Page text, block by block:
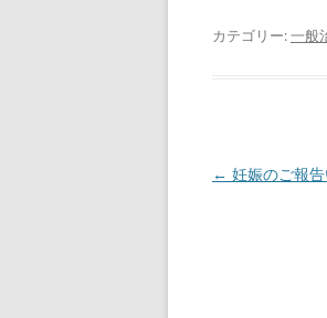
カテゴリー:一般
投
← 妊娠のご報